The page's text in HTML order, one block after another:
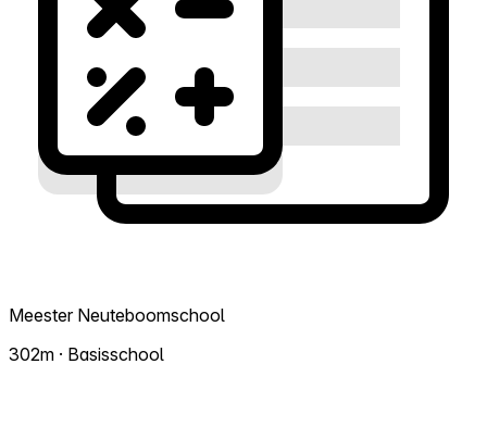
Meester Neuteboomschool
302m · Basisschool